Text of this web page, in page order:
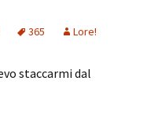
365 Lore!
staccarmi dal